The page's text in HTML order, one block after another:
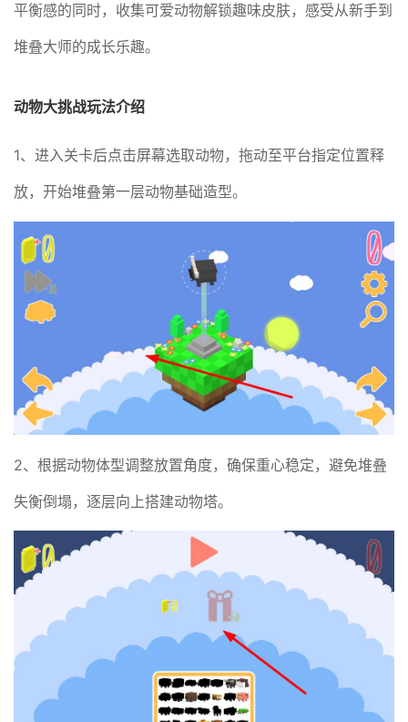
平衡感的同时，收集可爱动物解锁趣味皮肤，感受从新手到
堆叠大师的成长乐趣。
动物大挑战玩法介绍
1、进入关卡后点击屏幕选取动物，拖动至平台指定位置释
放，开始堆叠第一层动物基础造型。
2、根据动物体型调整放置角度，确保重心稳定，避免堆叠
失衡倒塌，逐层向上搭建动物塔。